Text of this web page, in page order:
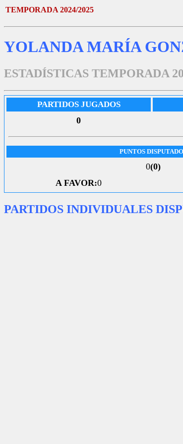
TEMPORADA 2024/2025
YOLANDA MARÍA
ESTADÍSTICAS TEMPORADA
PARTIDOS JUGADOS
0
PUNTOS
0(0)
A FAVOR:0
PARTIDOS INDIVIDUALES